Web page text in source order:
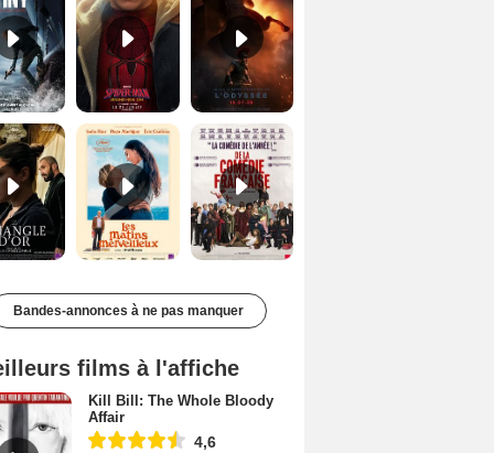
Le Triangle d'or Bande-annonce VF De la Comédie-Française Teaser VF
Bandes-annonces à ne pas manquer
films à l'affiche
Kill Bill: The Whole Bloody
Affair
4,6